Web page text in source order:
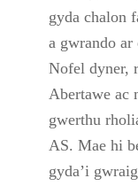
gyda chalon
a gwrando
Nofel dyner,
Abertawe ac
gwerthu
AS. Mae hi
gyda’i